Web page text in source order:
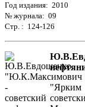
Год издания: 2010
№ журнала: 09
Стр. : 124-126
"Ярким